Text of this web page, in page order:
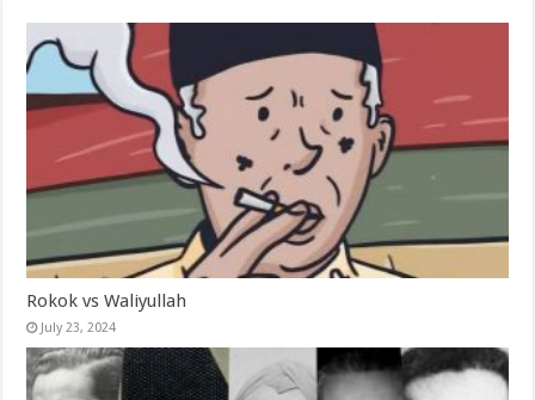
Rokok vs Waliyullah
July 23, 2024